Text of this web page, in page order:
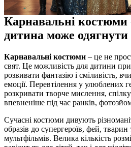
Карнавальні костюми
дитина може одягнути
Карнавальні костюми – це не
свят. Це можливість для дитини
розвивати фантазію і сміливість,
емоції. Перевтілення у улюблених
розкривати творче мислення,
впевненіше під час ранків,
Сучасні костюми дивують
образів до супергероїв, фей, тварин
мультфільмів. Велика кількість